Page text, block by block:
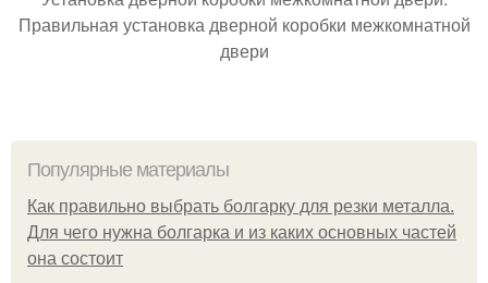
Правильная установка дверной коробки межкомнатной
двери
Популярные материалы
Как правильно выбрать болгарку для резки металла.
Для чего нужна болгарка и из каких основных частей
она состоит